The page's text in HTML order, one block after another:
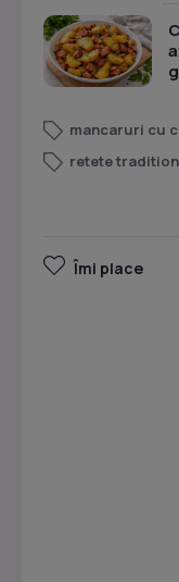
mancaruri cu
retete
Îmi place